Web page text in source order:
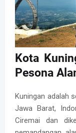
Kota
Pesona
Kuningan adalah
Jawa Barat,
Ciremai dan